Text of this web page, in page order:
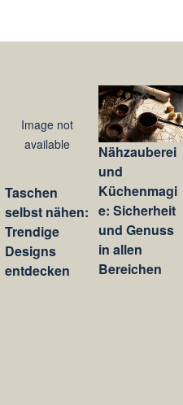
Image not
available
Taschen
selbst nähen:
Trendige
Designs
entdecken
Nähzauberei
und
Küchenmagi
e: Sicherheit
und Genuss
in allen
Bereichen